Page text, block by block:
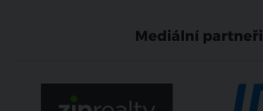
Mediální partneři